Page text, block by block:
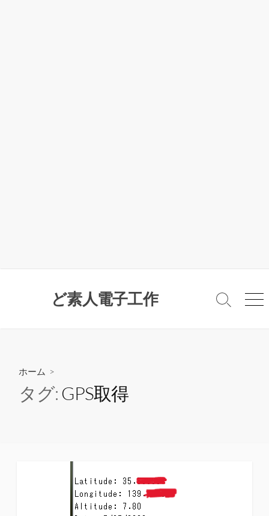
ど素人電子工作
検
メ
ホーム >
タグ:GPS取得